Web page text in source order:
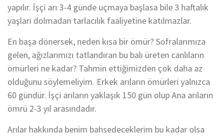
yapılır. İşçi arı 3-4 günde uçmaya başlasa bile 3 haftalık
yaşları dolmadan tarlacılık faaliyetine katılmazlar.
En başa dönersek, neden kısa bir ömür? Sofralarımıza
gelen, ağızlarımızı tatlandıran bu balı üreten canlıların
ömürleri ne kadar? Tahmin ettiğimizden çok daha az
olduğunu söylemeliyim. Erkek arıların ömürleri yalnızca
60 gündür. İşçi arıların yaklaşık 150 gün olup Ana arıların
ömrü 2-3 yıl arasındadır.
Arılar hakkında benim bahsedeceklerim bu kadar olsa